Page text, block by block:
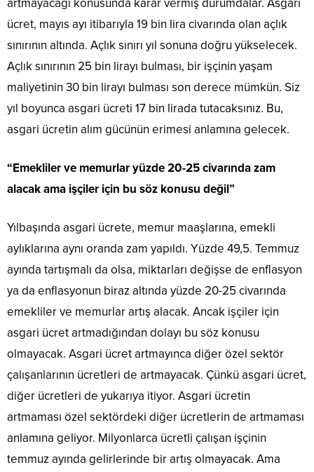
artmayacağı konusunda karar vermiş durumdalar. Asgari
ücret, mayıs ayı itibarıyla 19 bin lira civarında olan açlık
sınırının altında. Açlık sınırı yıl sonuna doğru yükselecek.
Açlık sınırının 25 bin lirayı bulması, bir işçinin yaşam
maliyetinin 30 bin lirayı bulması son derece mümkün. Siz
yıl boyunca asgari ücreti 17 bin lirada tutacaksınız. Bu,
asgari ücretin alım gücünün erimesi anlamına gelecek.
“Emekliler ve memurlar yüzde 20-25 civarında zam
alacak ama işçiler için bu söz konusu değil”
Yılbaşında asgari ücrete, memur maaşlarına, emekli
aylıklarına aynı oranda zam yapıldı. Yüzde 49,5. Temmuz
ayında tartışmalı da olsa, miktarları değişse de enflasyon
ya da enflasyonun biraz altında yüzde 20-25 civarında
emekliler ve memurlar artış alacak. Ancak işçiler için
asgari ücret artmadığından dolayı bu söz konusu
olmayacak. Asgari ücret artmayınca diğer özel sektör
çalışanlarının ücretleri de artmayacak. Çünkü asgari ücret,
diğer ücretleri de yukarıya itiyor. Asgari ücretin
artmaması özel sektördeki diğer ücretlerin de artmaması
anlamına geliyor. Milyonlarca ücretli çalışan işçinin
temmuz ayında gelirlerinde bir artış olmayacak. Ama